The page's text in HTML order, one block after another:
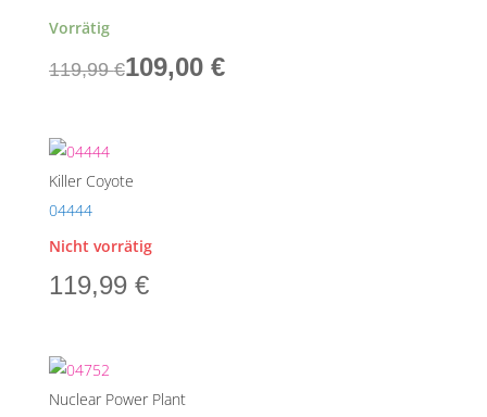
Vorrätig
119,99€Ursprünglicher
119,99 €
109,00 €Aktueller
Killer Coyote
04444
Nicht vorrätig
119,99 €
Nuclear Power Plant